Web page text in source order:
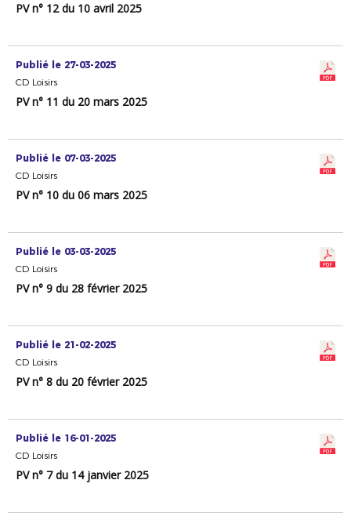
PV n° 12 du 10 avril 2025
Publié le 27-03-2025
CD Loisirs
PV n° 11 du 20 mars 2025
Publié le 07-03-2025
CD Loisirs
PV n° 10 du 06 mars 2025
Publié le 03-03-2025
CD Loisirs
PV n° 9 du 28 février 2025
Publié le 21-02-2025
CD Loisirs
PV n° 8 du 20 février 2025
Publié le 16-01-2025
CD Loisirs
PV n° 7 du 14 janvier 2025